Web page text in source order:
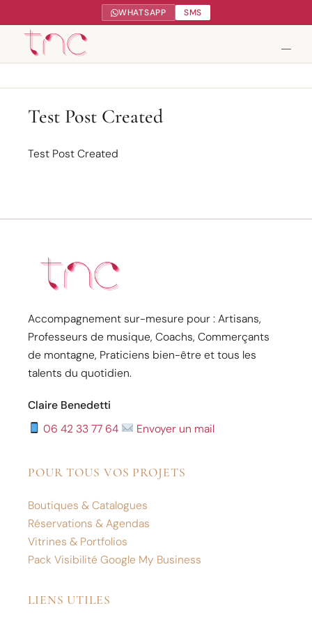
WHATSAPP SMS
Tendance Nature Communication
Test Post Created
Test Post Created
Accompagnement sur-mesure pour : Artisans,
Professeurs de musique, Coachs, Commerçants
de montagne, Praticiens bien-être et tous les
talents du quotidien.
Claire Benedetti
06 42 33 77 64
Envoyer un mail
POUR TOUS VOS PROJETS
Boutiques & Catalogues
Réservations & Agendas
Vitrines & Portfolios
Pack Visibilité Google My Business
LIENS UTILES